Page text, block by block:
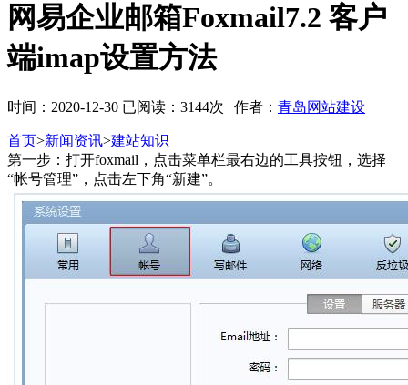
网易企业邮箱Foxmail7.2 客户
端imap设置方法
时间：2020-12-30 已阅读：3144次 | 作者： 青岛网站建设
首页>新闻资讯>建站知识
第一步：打开foxmail，点击菜单栏最右边的工具按钮，选择
“帐号管理”，点击左下角“新建”。